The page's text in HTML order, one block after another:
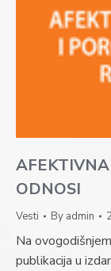
ODNOSI
Vesti By admin
Na
publikacija u